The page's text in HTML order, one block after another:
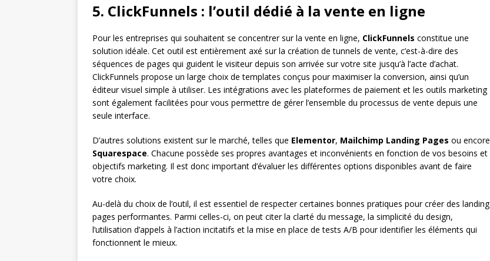
5. ClickFunnels : l’outil dédié à la vente en ligne
Pour les entreprises qui souhaitent se concentrer sur la vente en ligne, ClickFunnels constitue une
solution idéale. Cet outil est entièrement axé sur la création de tunnels de vente, c’est-à-dire des
séquences de pages qui guident le visiteur depuis son arrivée sur votre site jusqu’à l’acte d’achat.
ClickFunnels propose un large choix de templates conçus pour maximiser la conversion, ainsi qu’un
éditeur visuel simple à utiliser. Les intégrations avec les plateformes de paiement et les outils marketing
sont également facilitées pour vous permettre de gérer l’ensemble du processus de vente depuis une
seule interface.
D’autres solutions existent sur le marché, telles que Elementor, Mailchimp Landing Pages ou encore
Squarespace. Chacune possède ses propres avantages et inconvénients en fonction de vos besoins et
objectifs marketing. Il est donc important d’évaluer les différentes options disponibles avant de faire
votre choix.
Au-delà du choix de l’outil, il est essentiel de respecter certaines bonnes pratiques pour créer des landing
pages performantes. Parmi celles-ci, on peut citer la clarté du message, la simplicité du design,
l’utilisation d’appels à l’action incitatifs et la mise en place de tests A/B pour identifier les éléments qui
fonctionnent le mieux.